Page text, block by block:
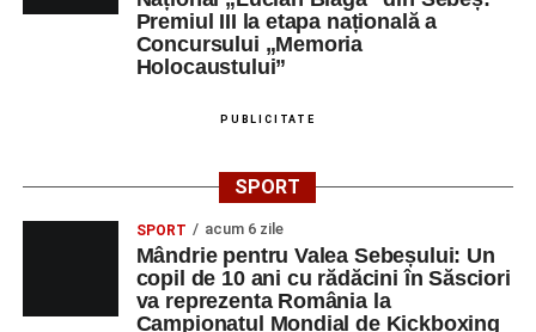
Premiul III la etapa națională a
Concursului „Memoria
Holocaustului”
PUBLICITATE
SPORT
SPORT acum 6 zile
Mândrie pentru Valea Sebeșului: Un
copil de 10 ani cu rădăcini în Săsciori
va reprezenta România la
Campionatul Mondial de Kickboxing